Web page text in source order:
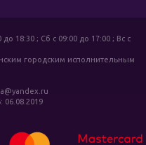
18:30 ; Сб c 09:00 до 17:00 ; Вс c
городским исполнительным
06.08.2019